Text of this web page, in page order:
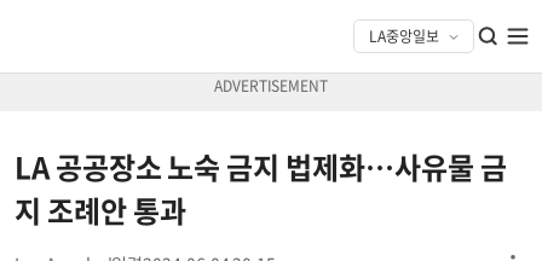
LA 공공장소 노숙 금지 법제화…사유물 금
지 조례안 통과